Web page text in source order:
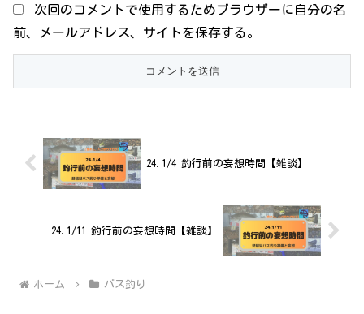
次回のコメントで使用するためブラウザーに自分の名
前、メールアドレス、サイトを保存する。
24.1/4 釣行前の妄想時間【雑談】
24.1/11 釣行前の妄想時間【雑談】
ホーム バス釣り